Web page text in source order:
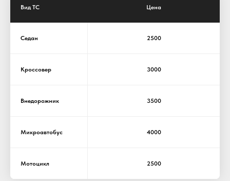
Вид ТС Цена
Седан 2500
Кроссовер 3000
Внедорожник 3500
Микроавтобус 4000
Мотоцикл 2500